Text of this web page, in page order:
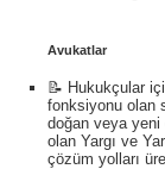
Avukatlar
📝 Hukukçular
fonksiyonu olan
doğan veya yeni
olan Yargı ve
çözüm yolları